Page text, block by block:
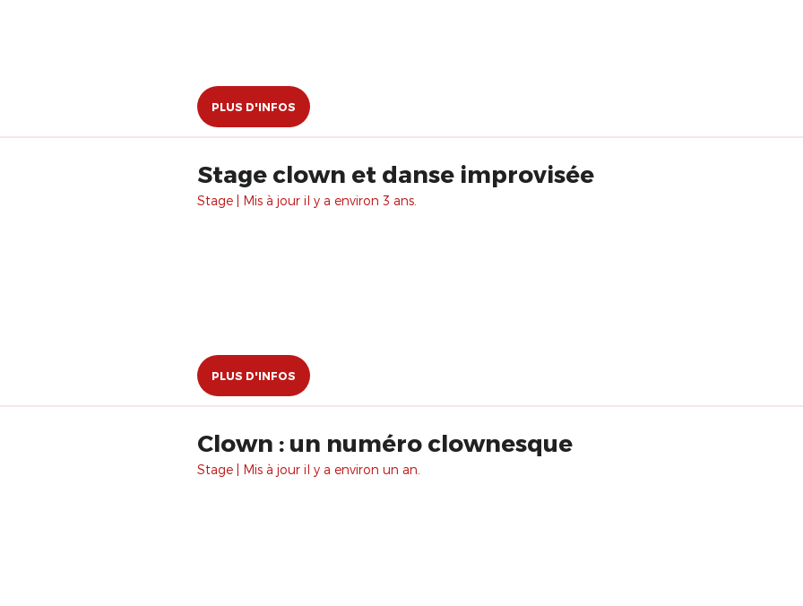
PLUS D'INFOS
Stage clown et danse improvisée
Stage | Mis à jour il y a environ 3 ans.
PLUS D'INFOS
Clown : un numéro clownesque
Stage | Mis à jour il y a environ un an.